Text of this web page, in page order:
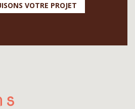
VOTRE PROJET